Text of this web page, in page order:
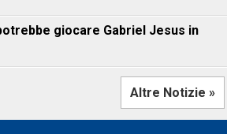
giocare Gabriel Jesus in
Altre Notizie »